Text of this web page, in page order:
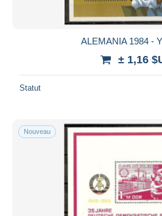
ALEMANIA 1984 -
± 1,16
Statut
Nouveau